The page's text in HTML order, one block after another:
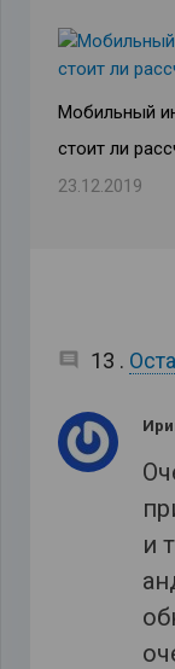
Мобильный
стоит ли
23.12.2019
13 .
и